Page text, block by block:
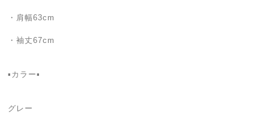
・肩幅63cm
・袖丈67cm
▪カラー▪
グレー